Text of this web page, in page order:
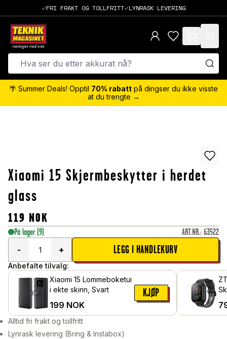
FRI FRAKT OG TOLLFRITT LYNRASK LEVERING
items in cart,
🌴 Summer Deals! Opptil 70% rabatt på dingser du ikke visste
at du trengte →
Xiaomi 15 Skjermbeskytter i herdet
glass
119 NOK
På lager (9) ART.NR.: 63522
-
+ LEGG I HANDLEKURV
Anbefalte tilvalg:
Xiaomi 15 Lommeboketui
i ekte skinn, Svart
199 NOK
KJØP
Alltid fri frakt og tollfritt
Lynrask levering (Bring & Instabox)